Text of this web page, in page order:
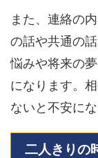
また、連絡の
の話や共通の
悩みや将来の
になります。
ないと不安に
二人きりの